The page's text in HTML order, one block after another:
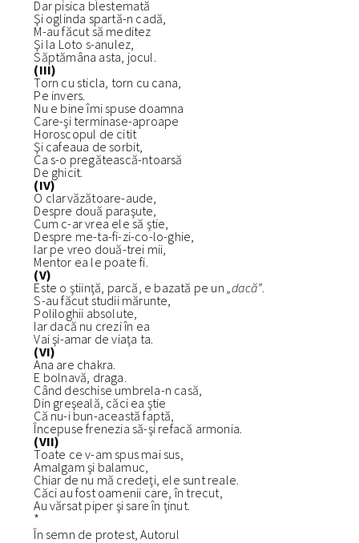
Dar pisica blestemată
Şi oglinda spartă-n cadă,
M-au făcut să meditez
Şi la Loto s-anulez,
Săptămâna asta, jocul.
(III)
Torn cu sticla, torn cu cana,
Pe invers.
Nu e bine îmi spuse doamna
Care-şi terminase-aproape
Horoscopul de citit
Şi cafeaua de sorbit,
Ca s-o pregătească-ntoarsă
De ghicit.
(IV)
O clarvăzătoare-aude,
Despre două paraşute,
Cum c-ar vrea ele să ştie,
Despre me-ta-fi-zi-co-lo-ghie,
Iar pe vreo două-trei mii,
Mentor ea le poate fi.
(V)
Este o ştiinţă, parcă, e bazată pe un „dacă”.
S-au făcut studii mărunte,
Poliloghii absolute,
Iar dacă nu crezi în ea
Vai şi-amar de viaţa ta.
(VI)
Ana are chakra.
E bolnavă, draga.
Când deschise umbrela-n casă,
Din greşeală, căci ea ştie
Că nu-i bun-această faptă,
Începuse frenezia să-şi refacă armonia.
(VII)
Toate ce v-am spus mai sus,
Amalgam şi balamuc,
Chiar de nu mă credeţi, ele sunt reale.
Căci au fost oamenii care, în trecut,
Au vărsat piper şi sare în ţinut.
*
În semn de protest, Autorul